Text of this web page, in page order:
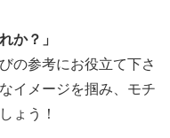
か？」
の参考にお役立て下さ
イメージを掴み、モチ
ょう！